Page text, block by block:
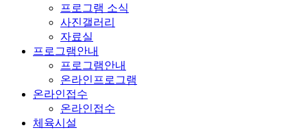
프로그램 소식
사진갤러리
자료실
프로그램안내
프로그램안내
온라인프로그램
온라인접수
온라인접수
체육시설